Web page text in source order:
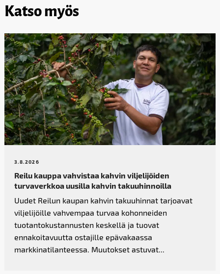
Katso myös
3.8.2026
Reilu kauppa vahvistaa kahvin­ viljelijöiden
turvaverkkoa uusilla kahvin takuuhinnoilla
Uudet Reilun kaupan kahvin takuuhinnat tarjoavat
viljelijöille vahvempaa turvaa kohonneiden
tuotantokustannusten keskellä ja tuovat
ennakoitavuutta ostajille epävakaassa
markkinatilanteessa. Muutokset astuvat...